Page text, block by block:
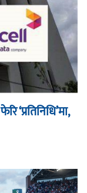
‘प्रतिनिधि’मा,